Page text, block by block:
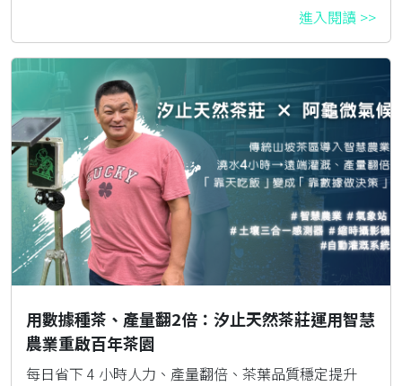
進入閱讀 >>
用數據種茶、產量翻2倍：汐止天然茶莊運用智慧
農業重啟百年茶園
每日省下 4 小時人力、產量翻倍、茶葉品質穩定提升